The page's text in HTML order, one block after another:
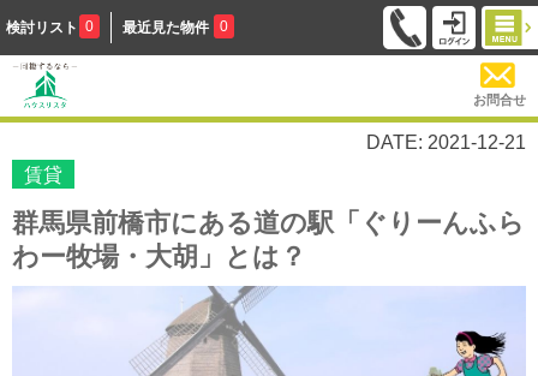
検討リスト 0 最近見た物件 0
お問合せ
DATE: 2021-12-21
賃貸
群馬県前橋市にある道の駅「ぐりーんふら
わー牧場・大胡」とは？